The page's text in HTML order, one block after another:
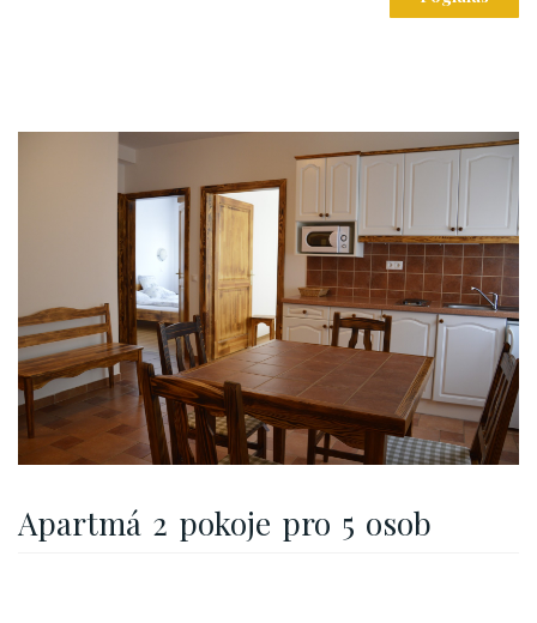
Apartmá 2 pokoje pro 5 osob